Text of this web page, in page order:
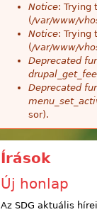
Notice: Trying
(/var/www/
Notice: Trying
(/var/www/
Deprecated
Deprecated
sor).
Írások
Új honlap
Az SDG aktuális